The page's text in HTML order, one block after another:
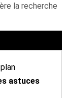
la recherche
astuces